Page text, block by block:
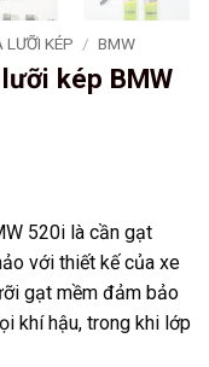
LƯỠI KÉP / BMW
kép BMW
₫.
520i là cần gạt
với thiết kế của xe
gạt mềm đảm bảo
khí hậu, trong khi lớp